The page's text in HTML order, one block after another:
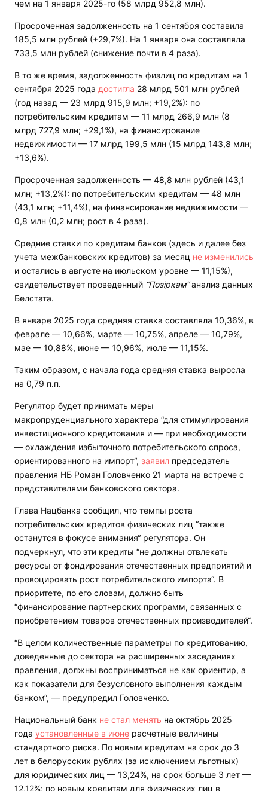
чем на 1 января 2025-го (58 млрд 952,8 млн).
Просроченная задолженность на 1 сентября составила
185,5 млн рублей (+29,7%). На 1 января она составляла
733,5 млн рублей (снижение почти в 4 раза).
В то же время, задолженность физлиц по кредитам на 1
сентября 2025 года достигла 28 млрд 501 млн рублей
(год назад — 23 млрд 915,9 млн; +19,2%): по
потребительским кредитам — 11 млрд 266,9 млн (8
млрд 727,9 млн; +29,1%), на финансирование
недвижимости — 17 млрд 199,5 млн (15 млрд 143,8 млн;
+13,6%).
Просроченная задолженность — 48,8 млн рублей (43,1
млн; +13,2%): по потребительским кредитам — 48 млн
(43,1 млн; +11,4%), на финансирование недвижимости —
0,8 млн (0,2 млн; рост в 4 раза).
Средние ставки по кредитам банков (здесь и далее без
учета межбанковских кредитов) за месяц не изменились
и остались в августе на июльском уровне — 11,15%),
свидетельствует проведенный “Позіркам”анализ данных
Белстата.
В январе 2025 года средняя ставка составляла 10,36%, в
феврале — 10,66%, марте — 10,75%, апреле — 10,79%,
мае — 10,88%, июне — 10,96%, июле — 11,15%.
Таким образом, с начала года средняя ставка выросла
на 0,79 п.п.
Регулятор будет принимать меры
макропруденциального характера “для стимулирования
инвестиционного кредитования и — при необходимости
— охлаждения избыточного потребительского спроса,
ориентированного на импорт“, заявил председатель
правления НБ Роман Головченко 21 марта на встрече с
представителями банковского сектора.
Глава Нацбанка сообщил, что темпы роста
потребительских кредитов физических лиц “также
останутся в фокусе внимания“ регулятора. Он
подчеркнул, что эти кредиты “не должны отвлекать
ресурсы от фондирования отечественных предприятий и
провоцировать рост потребительского импорта“. В
приоритете, по его словам, должно быть
“финансирование партнерских программ, связанных с
приобретением товаров отечественных производителей“.
“В целом количественные параметры по кредитованию,
доведенные до сектора на расширенных заседаниях
правления, должны восприниматься не как ориентир, а
как показатели для безусловного выполнения каждым
банком“, — предупредил Головченко.
Национальный банк не стал менять на октябрь 2025
года установленные в июне расчетные величины
стандартного риска. По новым кредитам на срок до 3
лет в белорусских рублях (за исключением льготных)
для юридических лиц — 13,24%, на срок больше 3 лет —
12,12%; по новым кредитам для физических лиц в